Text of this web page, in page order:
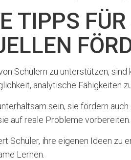
TIPPS
Schülern zu unterstützen,
analytische Fähigkeiten
sein, sie fördern
auf reale Probleme vorbereiten.
Schüler, ihre eigenen Ideen zu
Lernen.